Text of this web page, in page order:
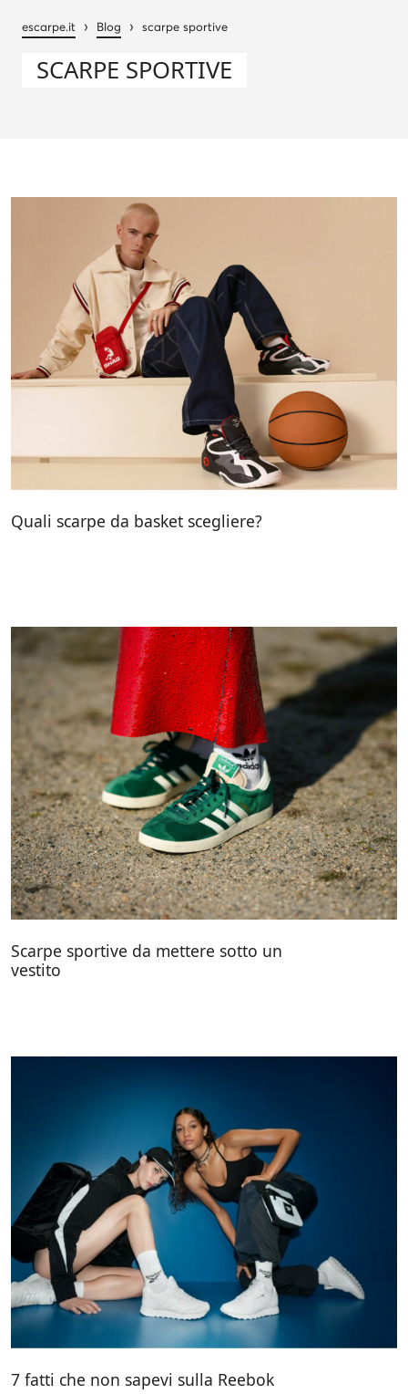
escarpe.it › Blog › scarpe sportive
SCARPE SPORTIVE
Quali scarpe da basket scegliere?
Scarpe sportive da mettere sotto un
vestito
7 fatti che non sapevi sulla Reebok